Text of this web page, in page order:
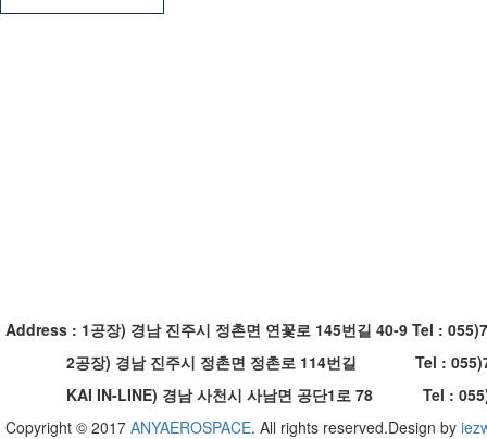
Address : 1공장) 경남 진주시 정촌면 연꽃로 145번길 40-9 Tel :
2공장) 경남 진주시 정촌면 정촌로 114번길 Tel :
KAI IN-LINE) 경남 사천시 사남면 공단1로 78 Tel :
Copyright © 2017 ANYAEROSPACE. All rights reserved.Design by